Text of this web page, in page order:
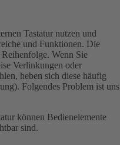
Tastatur nutzen und
und Funktionen. Die
Wenn Sie
Verlinkungen oder
heben sich diese häufig
Folgendes Problem ist uns
können Bedienelemente
sind.